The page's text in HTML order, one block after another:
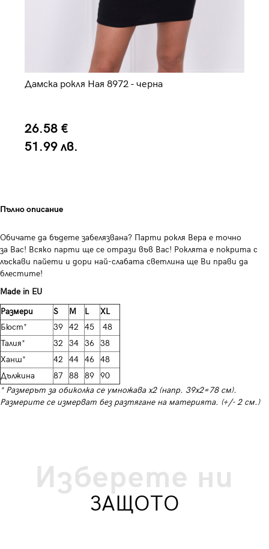
Дамска рокля Ная 8972 - черна
26.58 €
51.99 лв.
Пълно описание
Обичате да бъдете забелязвана? Парти рокля Вера е точно
за Вас! Всяко парти ще се отрази във Вас! Роклята е покрита с
лъскави пайети и дори най-слабата светлина ще Ви прави да
блестите!
Made in EU
Размери
S M L
XL
Бюст*
39 42 45
48
Талия*
32 34 36 38
Ханш*
42 44 46 48
Дължина
87 88 89
90
* Размерът за обиколка се умножава х2 (напр. 39х2=78 см).
Размерите се измерват без разтягане на материята. (+/- 2 см.)
Изберете ни
ЗАЩОТО